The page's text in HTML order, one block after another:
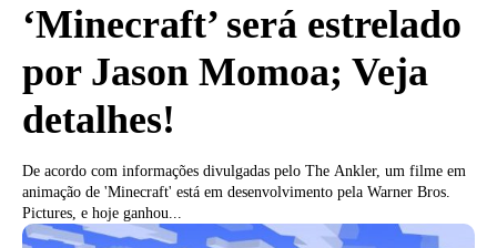
‘Minecraft’ será estrelado
por Jason Momoa; Veja
detalhes!
De acordo com informações divulgadas pelo The Ankler, um filme em
animação de 'Minecraft' está em desenvolvimento pela Warner Bros.
Pictures, e hoje ganhou...